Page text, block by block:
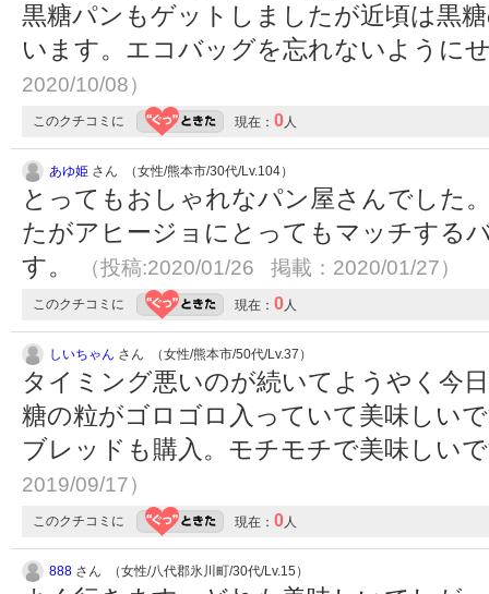
黒糖パンもゲットしましたが近頃は黒
います。エコバッグを忘れないように
2020/10/08）
このクチコミに 現在： 0人
あゆ姫 さん （女性/熊本市/30代/Lv.104）
とってもおしゃれなパン屋さんでした
たがアヒージョにとってもマッチする
す。
（投稿:2020/01/26 掲載：2020/01/27）
このクチコミに 現在： 0人
しいちゃん さん （女性/熊本市/50代/Lv.37）
タイミング悪いのが続いてようやく今
糖の粒がゴロゴロ入っていて美味しい
ブレッドも購入。モチモチで美味しい
2019/09/17）
このクチコミに 現在： 0人
888 さん （女性/八代郡氷川町/30代/Lv.15）